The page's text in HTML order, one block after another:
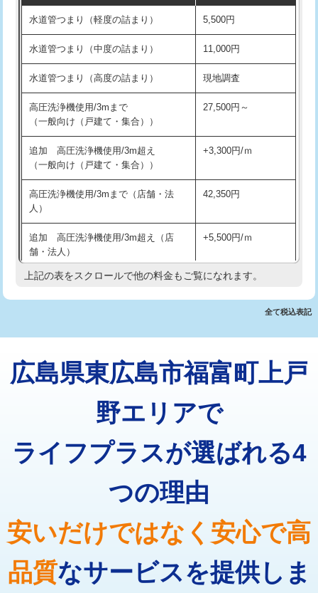
洗面台設置 38,500円
化粧台設置 22,000円
追加人工 16,500円
廃棄・処分 現場見積
※給水管工事は20mmまでの価格です。
交換・取付(排水栓・排水トラップ
22,000円+材料費
持込商品取付（混合水栓）
持込商品取付（浄水器・分岐水栓） 16,500円
業）
排水管工事（追加 排水管工事/3ｍ超
え）
マス交換（土の掘削・埋め戻し作業） 11,000円~
マス交換（深さ50㎝以上） 66,000円
コンクリート斫り（厚さ10㎝超え） 38,500円
モルタル補修（厚さ10㎝まで） 27,500円
16,500円
廃棄・処分 現場見積
水道管つまり（軽度の詰まり） 5,500円
水道管つまり（中度の詰まり） 11,000円
水道管つまり（高度の詰まり） 現地調査
高圧洗浄機使用/3mまで
（一般向け（戸建て・集合））
27,500円～
追加 高圧洗浄機使用/3m超え
（一般向け（戸建て・集合））
+3,300円/ｍ
高圧洗浄機使用/3mまで（店舗・法
人）
42,350円
追加 高圧洗浄機使用/3m超え（店
舗・法人）
+5,500円/ｍ
高度高圧洗浄換 現地調査
トーラー機使用/3mまで 33,000円
追加トーラー機使用/3m超え +3,300円
8,800円
止水・漏水調査・防水処理・清掃・修
11,000円
止水・漏水調査・防水処理・清掃・修
22,000円
止水・漏水調査・防水処理・清掃・修
理・調整・分解・加工など（重作業）
33,000円
その他部品の脱着 8,800円～
上記の表をスクロールで他の料金もご覧になれます。
全て税込表記
広島県東広島市福富町上戸
野エリアで
ライフプラスが選ばれる4
つの理由
安いだけではなく安心で高
品質なサービスを提供しま